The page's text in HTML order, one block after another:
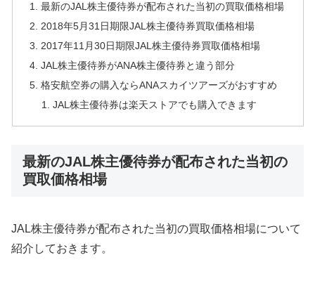
最新のJAL株主優待券が配布された当初の買取価格相場
2018年5月31日期限JAL株主優待券買取価格相場
2017年11月30日期限JAL株主優待券買取価格相場
JAL株主優待券がANA株主優待券と違う部分
格安航空券の購入ならANAスカイツアーズがおすすめ
JAL株主優待券は楽天ストアでも購入できます
最新のJAL株主優待券が配布された当初の
買取価格相場
JAL株主優待券が配布された当初の買取価格相場について
紹介しておきます。